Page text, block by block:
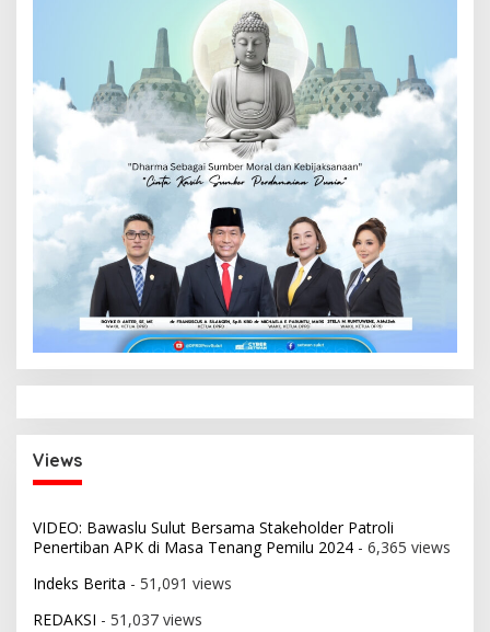
Views
VIDEO: Bawaslu Sulut Bersama Stakeholder Patroli
Penertiban APK di Masa Tenang Pemilu 2024 - 6,365 views
Indeks Berita - 51,091 views
REDAKSI - 51,037 views